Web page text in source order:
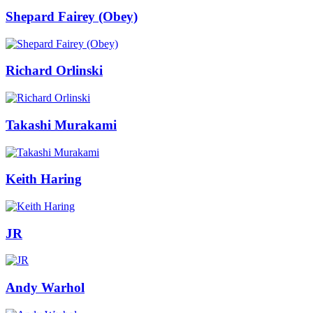
Shepard Fairey (Obey)
Richard Orlinski
Takashi Murakami
Keith Haring
JR
Andy Warhol